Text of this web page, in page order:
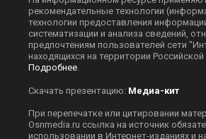
рекомендательные технологии
технологии предоставления
систематизации и анализа сведений,
предпочтениям пользователей сети
находящихся на территории
Подробнее
Скачать презентацию: Медиа-кит
При перепечатке или цитировании
Оsnmedia.ru ссылка на источник
использовании в Интернет-изданиях и